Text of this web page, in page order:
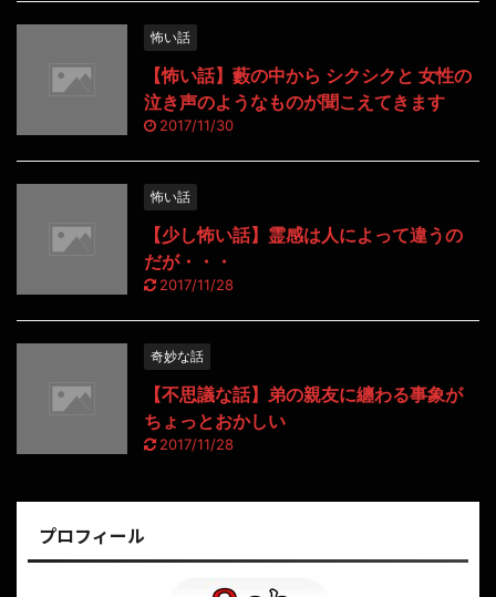
怖い話
【怖い話】藪の中から シクシクと 女性の
泣き声のようなものが聞こえてきます
2017/11/30
怖い話
【少し怖い話】霊感は人によって違うの
だが・・・
2017/11/28
奇妙な話
【不思議な話】弟の親友に纏わる事象が
ちょっとおかしい
2017/11/28
プロフィール